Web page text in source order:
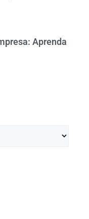
Aprenda